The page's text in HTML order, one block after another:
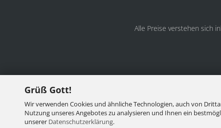
Grüß Gott!
Wir verwenden Cookies und ähnliche Technologien, auch von
Nutzung unseres Angebotes zu analysieren und Ihnen ein
unserer Datenschutzerklärung.
Alle Preise verstehen sich